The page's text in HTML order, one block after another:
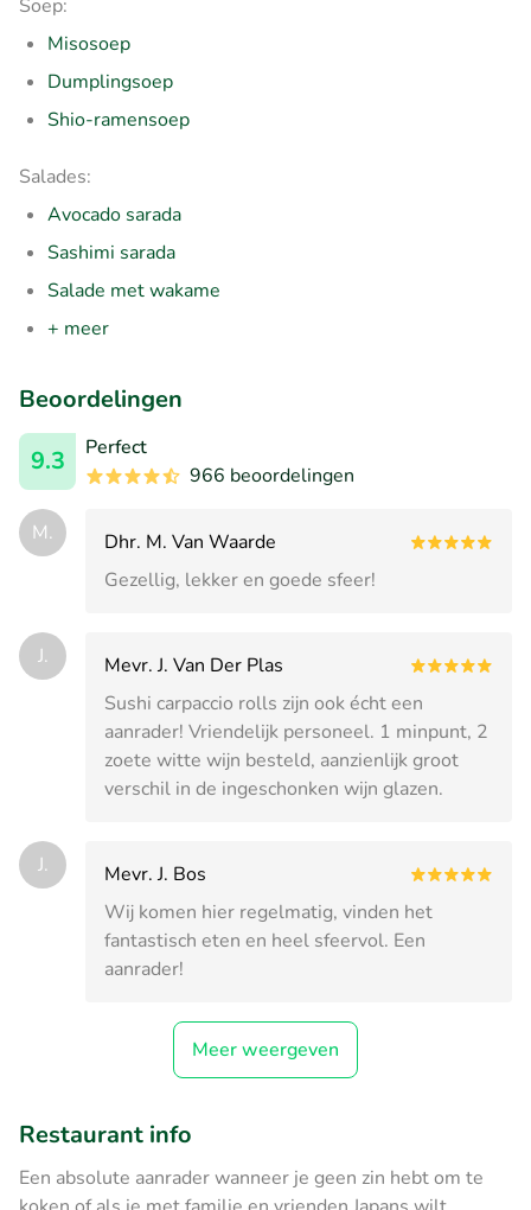
Soep:
Misosoep
Dumplingsoep
Shio-ramensoep
Salades:
Avocado sarada
Sashimi sarada
Salade met wakame
+ meer
Beoordelingen
9.3
Perfect
966 beoordelingen
M.
Dhr. M. Van Waarde
Gezellig, lekker en goede sfeer!
J.
Mevr. J. Van Der Plas
Sushi carpaccio rolls zijn ook écht een
aanrader! Vriendelijk personeel. 1 minpunt, 2
zoete witte wijn besteld, aanzienlijk groot
verschil in de ingeschonken wijn glazen.
J.
Mevr. J. Bos
Wij komen hier regelmatig, vinden het
fantastisch eten en heel sfeervol. Een
aanrader!
Meer weergeven
Restaurant info
Een absolute aanrader wanneer je geen zin hebt om te